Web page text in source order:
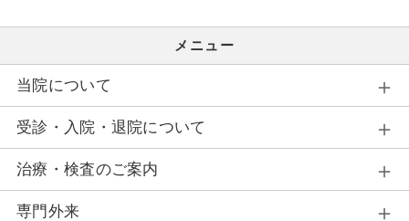
メニュー
当院について
受診・入院・退院について
治療・検査のご案内
専門外来